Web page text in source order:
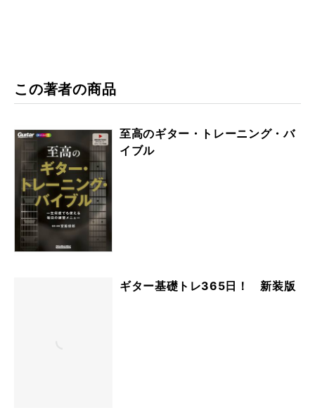
この著者の商品
至高のギター・トレーニング・バ
イブル
ギター基礎トレ365日！ 新装版